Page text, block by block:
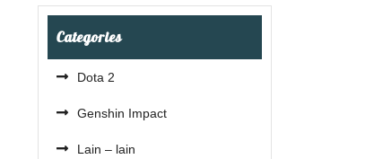
Categories
Dota 2
Genshin Impact
Lain – lain